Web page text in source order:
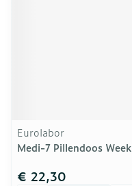
Eurolabor
Medi-7 Pillendoos Week
€ 22,30